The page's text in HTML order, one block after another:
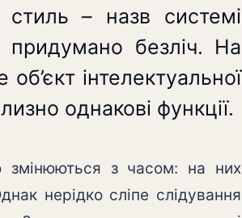
стиль – назв системі
придумано безліч. На
інтелектуальної
однакові функції.
змінюються з часом: на них
нерідко сліпе слідування